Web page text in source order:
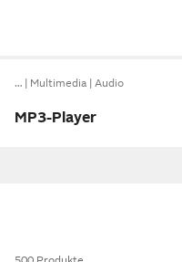
… Multimedia Audio
MP3-Player